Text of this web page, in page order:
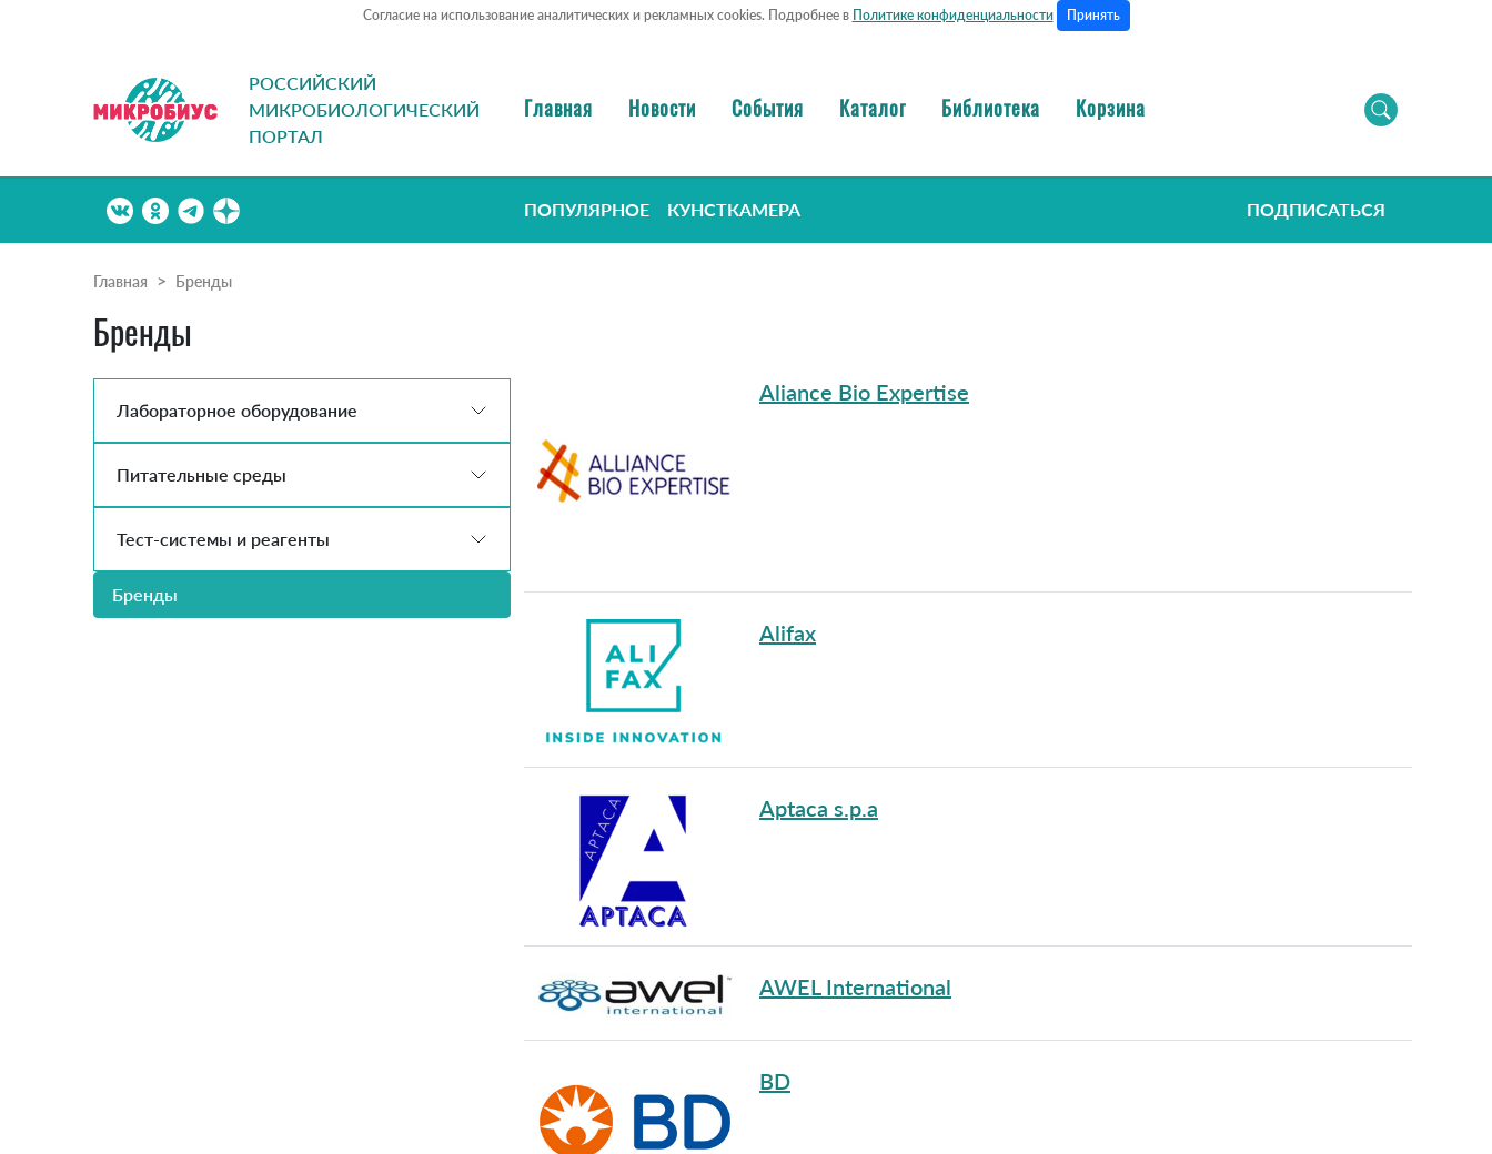
Согласие на использование аналитических и рекламных cookies. Подробнее в Политике конфиденциальности Принять
РОССИЙСКИЙ
МИКРОБИОЛОГИЧЕСКИЙ
ПОРТАЛ
Главная Новости События Каталог Библиотека Корзина
ПОПУЛЯРНОЕ КУНСТКАМЕРА ПОДПИСАТЬСЯ
Главная Бренды
Бренды
Лабораторное оборудование
Питательные среды
Тест-системы и реагенты
Бренды
Aliance Bio Expertise
Alifax
Aptaca s.p.a
AWEL International
BD